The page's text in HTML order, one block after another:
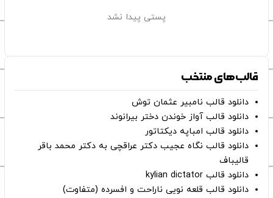
پستی پیدا نشد
قالب‌های منتخب
دانلود قالب نامبیر عثمان ‌توش
دانلود قالب آواز خوندن دختر بیرانوند
دانلود قالب امباپه دیکتاتور
دانلود قالب نگاه عجیب دکتر عراقچی به دکتر محمد باقر
قالیباف
دانلود قالب kylian dictator
دانلود قالب قلعه نویی ناراحت و افسرده (متفاوت)